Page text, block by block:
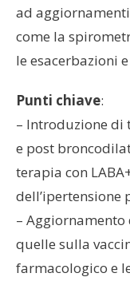
ad
come la
le esacerbazioni
Punti chiave:
– Introduzione di
e post
terapia con
dell’ipertensione
–
quelle sulla
farmacologico e